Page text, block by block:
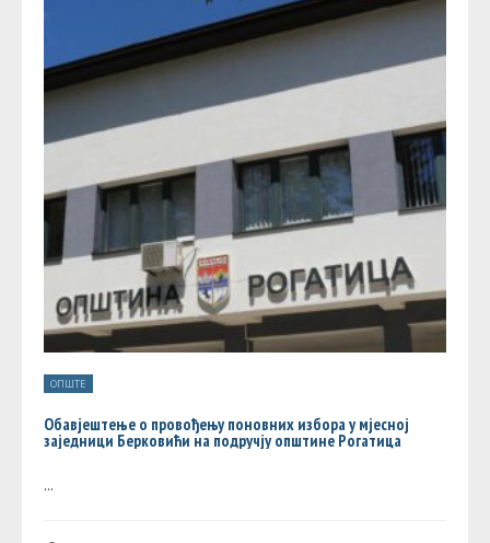
ОПШТЕ
Обавјештење о провођењу поновних избора у мјесној
заједници Берковићи на подручју општине Рогатица
...